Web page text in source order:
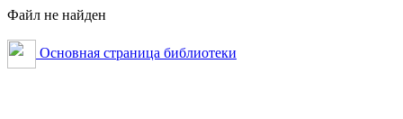
Файл не найден
Основная страница библиотеки